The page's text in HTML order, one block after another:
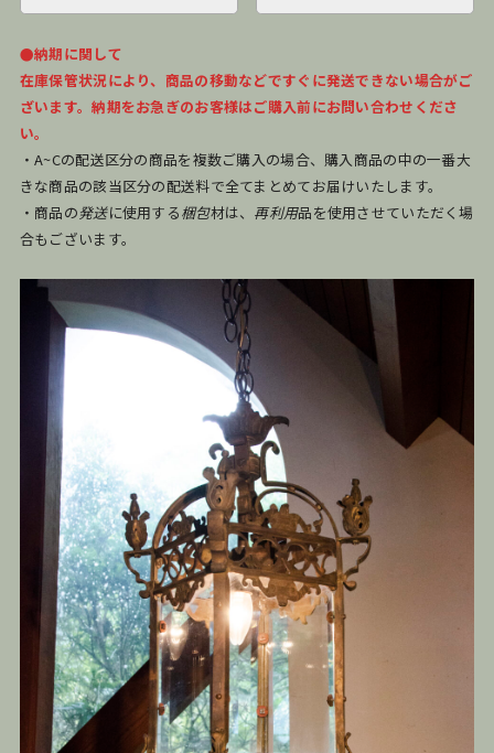
●納期に関して
在庫保管状況により、商品の移動などですぐに発送できない場合がご
ざいます。納期をお急ぎのお客様はご購入前にお問い合わせくださ
い。
・A~Cの配送区分の商品を複数ご購入の場合、購入商品の中の一番大
きな商品の該当区分の配送料で全てまとめてお届けいたします。
・商品の発送に使用する梱包材は、 再利用品を使用させていただく場
合もございます。